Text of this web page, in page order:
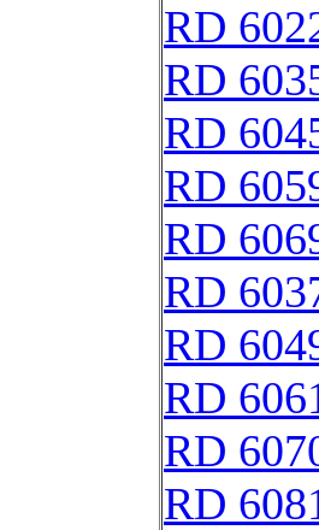
RD
RD
RD
RD
RD
RD
RD
RD
RD
RD